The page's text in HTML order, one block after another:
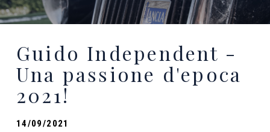
SOSTENITORI
RISULTATI
SCUDERIA
ALBO
VIDEO
Guido Independent -
Una passione d'epoca
2021!
14/09/2021